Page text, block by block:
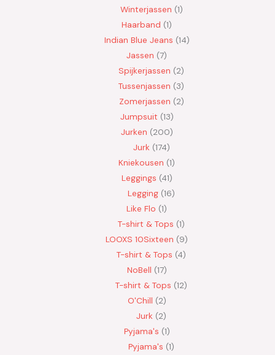
Winterjassen 1
Haarband 1
Indian Blue Jeans 14
Jassen 7
Spijkerjassen
2
Tussenjassen
3
Zomerjassen 2
Jumpsuit 13
Jurken 200
Jurk 174
Kniekousen 1
Leggings 41
Legging 16
Like Flo 1
T-shirt & Tops 1
LOOXS 10Sixteen
9
T-shirt & Tops 4
NoBell 17
T-shirt & Tops 12
O'Chill 2
Jurk
2
Pyjama's 1
Pyjama's 1